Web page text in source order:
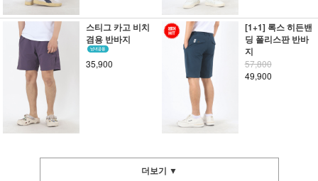
스티그 카고 비치
겸용 반바지
35,900
[1+1] 록스 히든밴
딩 폴리스판 반바
지
57,800
49,900
더보기 ▼